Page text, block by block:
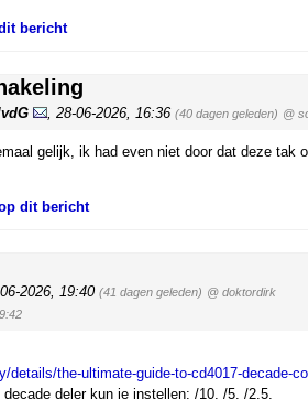
bericht
, 28-06-2026, 16:36 (40 dagen geleden) @
gelijk, ik had even niet door dat deze tak
dit bericht
2026, 19:40 (41 dagen geleden) @ doktordirk
details/the-ultimate-guide-to-cd4017-decade-
decade deler kun je instellen: /10, /5, /2.5.